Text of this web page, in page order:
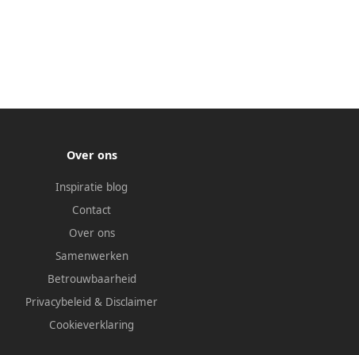
Over ons
Inspiratie blog
Contact
Over ons
Samenwerken
Betrouwbaarheid
Privacybeleid & Disclaimer
Cookieverklaring